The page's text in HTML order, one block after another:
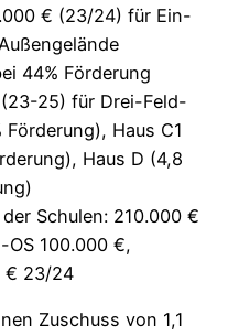
€ (23/24) für Ein-
44% Förderung
(23-25) für Drei-Feld-
Haus C1
Haus D (4,8
Schulen: 210.000 €
OS 100.000 €,
€ 23/24
Zuschuss von 1,1